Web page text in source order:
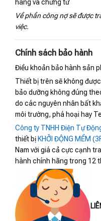
hàng và chứng từ
Về phần công nợ sẽ được
việc.
Chính sách bảo hành
Điều khoản bảo hành sản
Thiết bị trên sẽ không
bảo dưỡng không đúng
do các nguyên nhân bất
môi trường, phá hoại hay
Công ty TNHH Điện Tự
thiết bị KHỞI ĐỘNG MỀM
Nam với giá cả cực cạnh
hành chính hãng trong 12